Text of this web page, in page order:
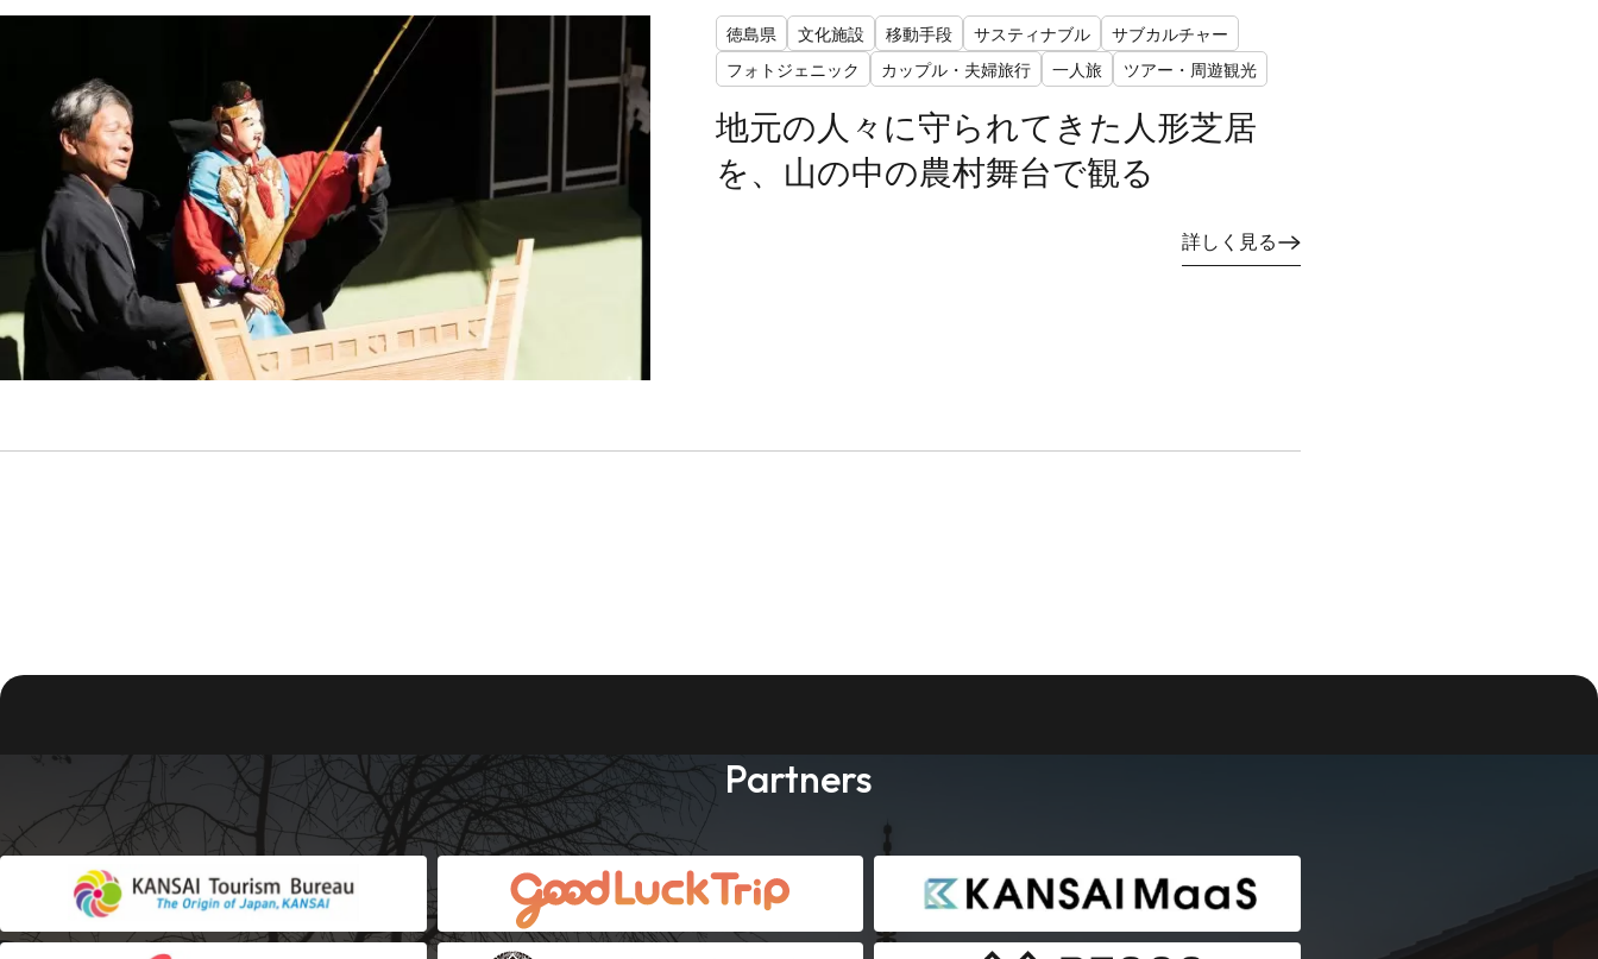
徳島県 文化施設 移動手段 サスティナブル
サブカルチャー
フォトジェニック
カップル・夫婦旅行 一人旅 ツアー・周遊観光
地元の人々に守られてきた人形芝居
を、山の中の農村舞台で観る
詳しく見る
Partners